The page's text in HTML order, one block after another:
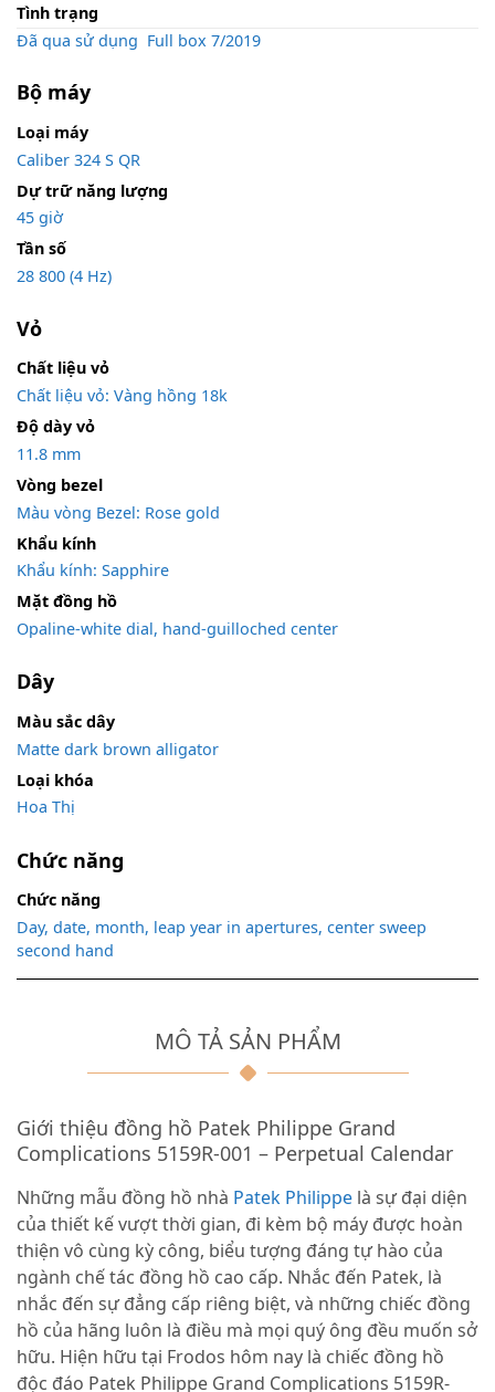
MÔ TẢ SẢN PHẨM
Giới thiệu đồng hồ Patek Philippe Grand
Complications 5159R-001 – Perpetual Calendar
Những mẫu đồng hồ nhà Patek Philippe là sự đại diện
của thiết kế vượt thời gian, đi kèm bộ máy được hoàn
thiện vô cùng kỳ công, biểu tượng đáng tự hào của
ngành chế tác đồng hồ cao cấp. Nhắc đến Patek, là
nhắc đến sự đẳng cấp riêng biệt, và những chiếc đồng
hồ của hãng luôn là điều mà mọi quý ông đều muốn sở
hữu. Hiện hữu tại Frodos hôm nay là chiếc đồng hồ
độc đáo Patek Philippe Grand Complications 5159R-
Tình trạng
Đã qua sử dụng Full box 7/2019
Bộ máy
Loại máy
Caliber 324 S QR
Dự trữ năng lượng
45 giờ
Tần số
28 800 (4 Hz)
Vỏ
Chất liệu vỏ
Chất liệu vỏ: Vàng hồng 18k
Độ dày vỏ
11.8 mm
Vòng bezel
Màu vòng Bezel: Rose gold
Khẩu kính
Khẩu kính: Sapphire
Mặt đồng hồ
Opaline-white dial, hand-guilloched center
Dây
Màu sắc dây
Matte dark brown alligator
Loại khóa
Hoa Thị
Chức năng
Chức năng
Day, date, month, leap year in apertures, center sweep
second hand